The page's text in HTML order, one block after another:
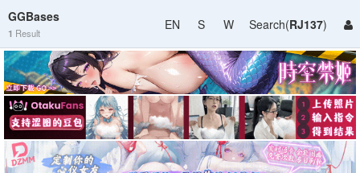
GGBases
1 Result
EN S W Search(RJ137)